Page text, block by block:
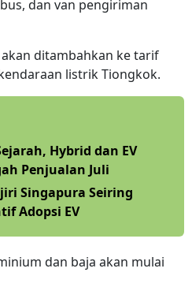
dan van pengiriman
ditambahkan ke tarif
listrik Tiongkok.
Hybrid dan EV
Penjualan Juli
Singapura Seiring
Adopsi EV
dan baja akan mulai